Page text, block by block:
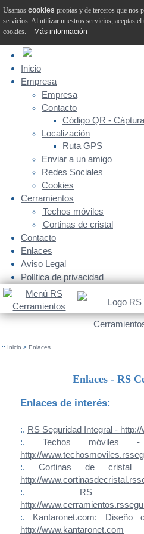
Inicio
Empresa
Empresa
Contacto
Código QR -
Localización
Ruta GPS
Enviar a un amigo
Redes Sociales
Cookies
Cerramientos
Techos móviles
Cortinas de cristal
Contacto
Enlaces
Aviso Legal
Política de privacidad
:: Inicio > Enlaces
Enlaces - RS
Enlaces de interés:
:. RS Seguridad Integral -
:. Techos móviles
http://
:.Cortinas de
http://
:.
RS
http://
:. Kantaronet.com:
http://www.kantaronet.com
Usamos cookies propias y de terceros que nos
servicios. Al utilizar nuestros servicios, aceptas el
cookies.
Más información